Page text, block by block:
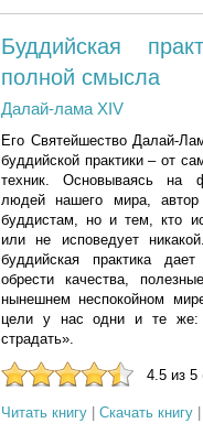
Буддийская
полной смысла
Далай-лама XIV
Его Святейшество Далай-
буддийской практики – от
техник. Основываясь на
людей нашего мира,
буддистам, но и тем, кто
или не исповедует
буддийская практика
обрести качества,
нынешнем неспокойном
цели у нас одни и те
страдать».
4.5 из 5
Читать книгу Скачать книгу